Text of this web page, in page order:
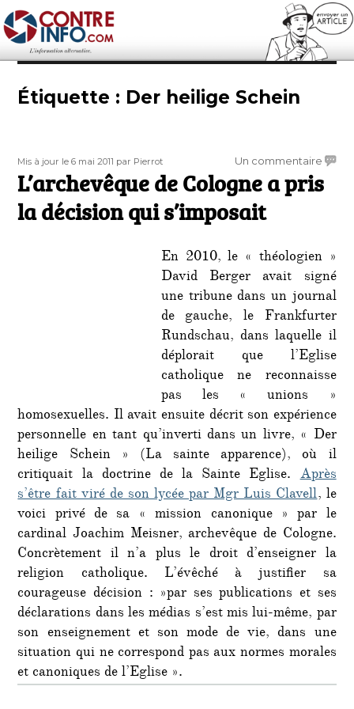
Contre-Info
Étiquette : Der heilige Schein
Publié
le
Mis à jour le 6 mai 2011 Auteur
par Pierrot Un commentairesur
de
la
qui
L’archevêque de Cologne a pris
la décision qui s’imposait
En 2010, le « théologien »
David Berger avait signé
une tribune dans un journal
de gauche, le Frankfurter
Rundschau, dans laquelle il
déplorait que l’Eglise
catholique ne reconnaisse
pas les « unions »
homosexuelles. Il avait ensuite décrit son expérience
personnelle en tant qu’inverti dans un livre, « Der
heilige Schein » (La sainte apparence), où il
critiquait la doctrine de la Sainte Eglise.Après
s’être fait viré de son lycée par Mgr Luis Clavell, le
voici privé de sa « mission canonique » par le
cardinal Joachim Meisner, archevêque de Cologne.
Concrètement il n’a plus le droit d’enseigner la
religion catholique. L’évêché à justifier sa
courageuse décision : »par ses publications et ses
déclarations dans les médias s’est mis lui-même, par
son enseignement et son mode de vie, dans une
situation qui ne correspond pas aux normes morales
et canoniques de l’Eglise ».